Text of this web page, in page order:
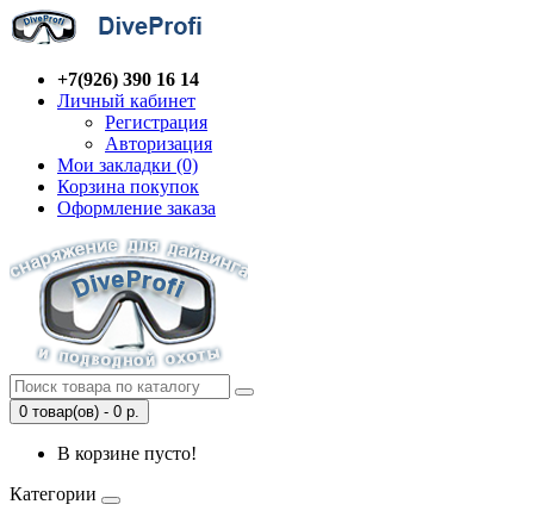
+7(926) 390 16 14
Личный кабинет
Регистрация
Авторизация
Мои закладки (0)
Корзина покупок
Оформление заказа
0 товар(ов) - 0 р.
В корзине пусто!
Категории